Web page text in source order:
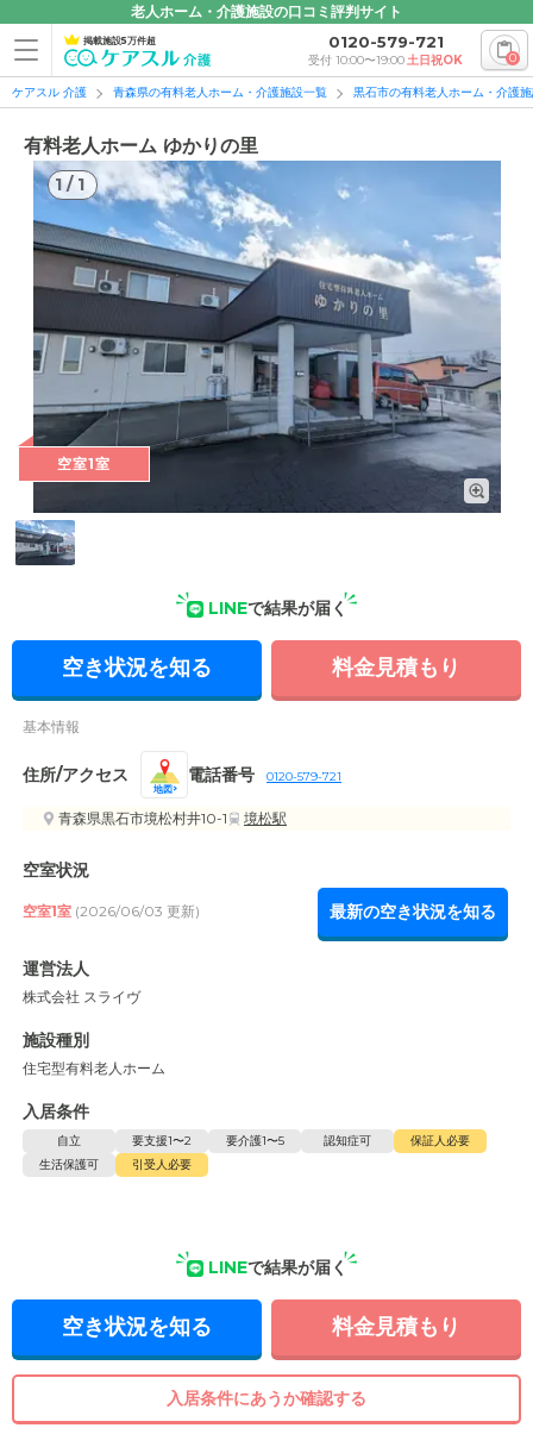
老人ホーム・介護施設の口コミ評判サイト
掲載施設5万件超 0120-579-721
受付 10:00〜19:00土日祝OK 0
ケアスル 介護 青森県の有料老人ホーム・介護施設一覧 黒石市の有料老人ホーム・介護
有料老人ホーム ゆかりの里
1 / 1
1/
空室1室
LINEで結果が届く
空き状況を知る 料金見積もり
基本情報
住所/アクセス
地図
電話番号 0120-579-721
青森県黒石市境松村井10-1 境松駅
空室状況
空室1室 (2026/06/03 更新) 最新の空き状況を知る
運営法人
株式会社 スライヴ
施設種別
住宅型有料老人ホーム
入居条件
自立 要支援1〜2 要介護1〜5 認知症可
保証人必要
生活保護可
引受人必要
LINEで結果が届く
空き状況を知る 料金見積もり
入居条件にあうか確認する